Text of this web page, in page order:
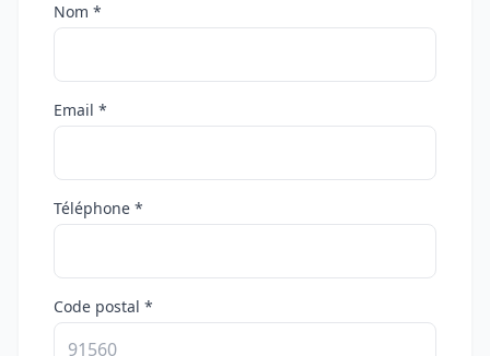
Nom *
Email *
Téléphone *
Code postal *